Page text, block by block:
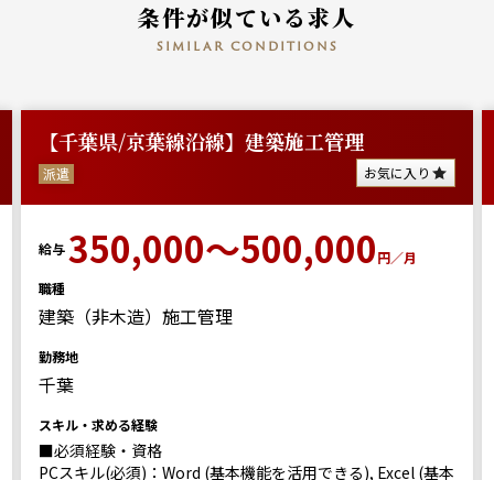
条件が似ている求人
similar conditions
【千葉県/京葉線沿線】建築施工管理
派遣 お気に入り
給与350,000～500,000円／月
職種
建築（非木造）施工管理
勤務地
千葉
スキル・求める経験
■必須経験・資格
PCスキル(必須)：Word (基本機能を活用できる), Excel (基本